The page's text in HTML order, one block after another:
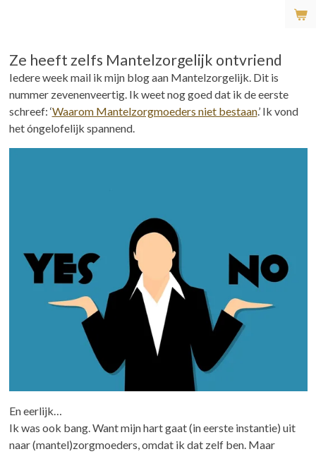
de
hoofdinhoud
Ze heeft zelfs Mantelzorgelijk ontvriend
Iedere week mail ik mijn blog aan Mantelzorgelijk. Dit is
nummer zevenenveertig. Ik weet nog goed dat ik de eerste
schreef: ‘Waarom Mantelzorgmoeders niet bestaan.’ Ik vond
het óngelofelijk spannend.
En eerlijk…
Ik was ook bang. Want mijn hart gaat (in eerste instantie) uit
naar (mantel)zorgmoeders, omdat ik dat zelf ben. Maar